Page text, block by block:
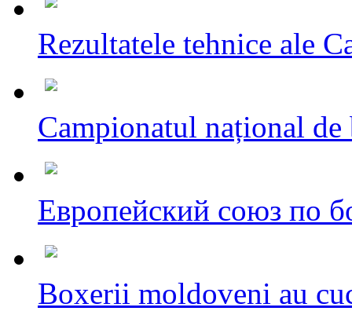
Rezultatele tehnice ale
Campionatul național
Европейский союз по
Boxerii moldoveni au